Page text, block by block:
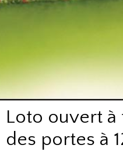
Loto ouvert
des portes à